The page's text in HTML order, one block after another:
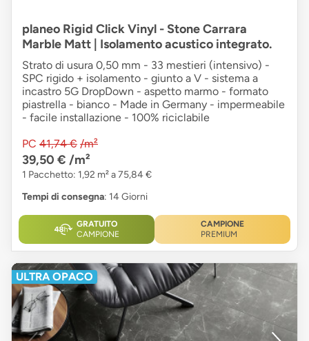
planeo Rigid Click Vinyl - Stone Carrara
Marble Matt | Isolamento acustico integrato.
Strato di usura 0,50 mm - 33 mestieri (intensivo) -
SPC rigido + isolamento - giunto a V - sistema a
incastro 5G DropDown - aspetto marmo - formato
piastrella - bianco - Made in Germany - impermeabile
- facile installazione - 100% riciclabile
PC 41,74 € /m²
39,50 € /m²
1 Pacchetto: 1,92 m² a 75,84 €
Tempi di consegna: 14 Giorni
GRATUITO
CAMPIONE
CAMPIONE
PREMIUM
ULTRA OPACO